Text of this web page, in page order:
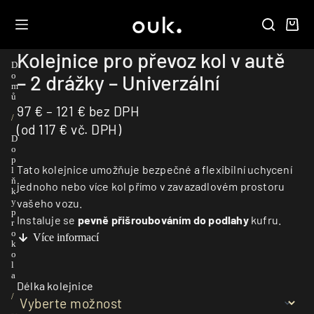
D
o
m
ů
/
D
o
p
l
ň
k
y
p
r
o
k
o
l
a
/
Kolejnice pro převoz kol v autě
– 2 drážky – Univerzální
97 € – 121 € bez DPH
(od 117 € vč. DPH)
Tato kolejnice umožňuje bezpečné a flexibilní uchycení
jednoho nebo více kol přímo v zavazadlovém prostoru
vašeho vozu.
Instaluje se pevně přišroubováním do podlahykufru.
Více informací
Délka kolejnice